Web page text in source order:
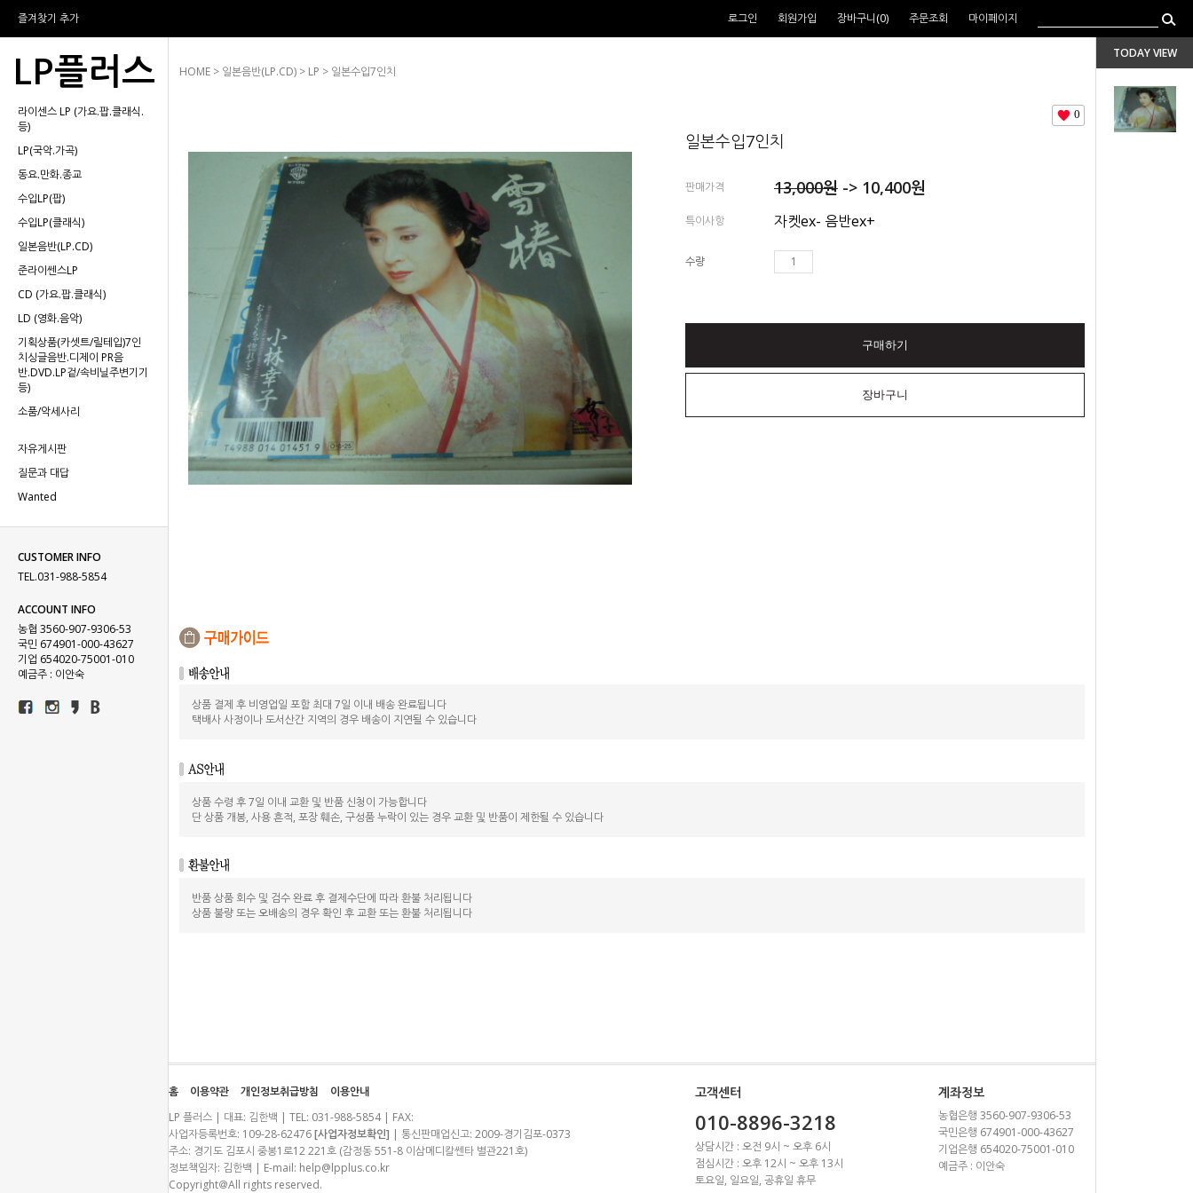
TODAY VIEW
즐겨찾기 추가 로그인 회원가입 장바구니(0) 주문조회 마이페이지
LP플러스
라이센스 LP (가요.팝.클래식.
등)
LP(국악.가곡)
동요.만화.종교
수입LP(팝)
수입LP(클래식)
일본음반(LP.CD)
준라이쎈스LP
CD (가요.팝.클래식)
LD (영화.음악)
기획상품(카셋트/릴테입)7인
치싱글음반.디제이 PR음
반.DVD.LP겉/속비닐주변기기
등)
소품/악세사리
자유게시판
질문과 대답
Wanted
CUSTOMER INFO
TEL.031-988-5854
ACCOUNT INFO
농협 3560-907-9306-53
국민 674901-000-43627
기업 654020-75001-010
예금주 : 이안숙
HOME > 일본음반(LP.CD) > LP > 일본수입7인치
0
일본수입7인치
판매가격 13,000원 -> 10,400원
특이사항 자켓ex- 음반ex+
수량
구매하기
장바구니
상품 결제 후 비영업일 포함 최대 7일 이내 배송 완료됩니다
택배사 사정이나 도서산간 지역의 경우 배송이 지연될 수 있습니다
상품 수령 후 7일 이내 교환 및 반품 신청이 가능합니다
단 상품 개봉, 사용 흔적, 포장 훼손, 구성품 누락이 있는 경우 교환 및 반품이 제한될 수 있습니다
반품 상품 회수 및 검수 완료 후 결제수단에 따라 환불 처리됩니다
상품 불량 또는 오배송의 경우 확인 후 교환 또는 환불 처리됩니다
홈 이용약관 개인정보취급방침
이용안내
LP 플러스 | 대표: 김한백 | TEL: 031-988-5854 | FAX:
사업자등록번호: 109-28-62476[사업자정보확인] | 통신판매업신고: 2009-경기김포-0373
주소: 경기도 김포시 중봉1로12 221호 (감정동 551-8 이삼메디칼쎈타 별관221호)
정보책임자: 김한백 | E-mail: help@lpplus.co.kr
Copyright＠All rights reserved.
고객센터
010-8896-3218
상담시간 : 오전 9시 ~ 오후 6시
점심시간 : 오후 12시 ~ 오후 13시
토요일, 일요일, 공휴일 휴무
계좌정보
농협은행 3560-907-9306-53
국민은행 674901-000-43627
기업은행 654020-75001-010
예금주 : 이안숙